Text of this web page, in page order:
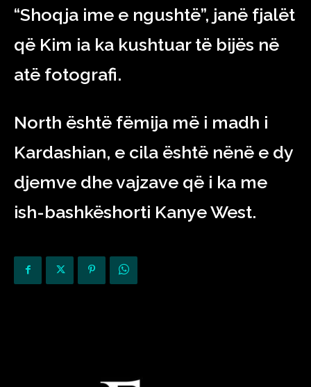
“Shoqja ime e ngushtë”, janë fjalët
që Kim ia ka kushtuar të bijës në
atë fotografi.
North është fëmija më i madh i
Kardashian, e cila është nënë e dy
djemve dhe vajzave që i ka me
ish-bashkëshorti Kanye West.